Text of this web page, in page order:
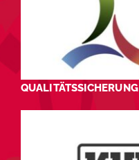
QUALITÄTSSICHERUNG